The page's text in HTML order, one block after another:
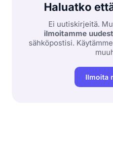
Haluatko
Ei uutiskirjeitä.
ilmoitamme
sähköpostisi.
Ilmoita